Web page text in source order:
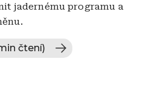
jadernému programu a
čtení)